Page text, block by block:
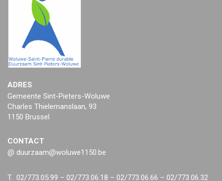
ADRES
Gemeente Sint-Pieters-Woluwe
Charles Thielemanslaan, 93
1150 Brussel
CONTACT
@ duurzaam@woluwe1150.be
T. 02/773.05.99 – 02/773.06.18 – 02/773.06.66 – 02/773.06.32